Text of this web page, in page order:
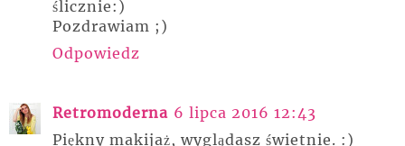
ślicznie:)
Pozdrawiam ;)
Odpowiedz
Retromoderna 6 lipca 2016 12:43
Piękny makijaż, wyglądasz świetnie. :)